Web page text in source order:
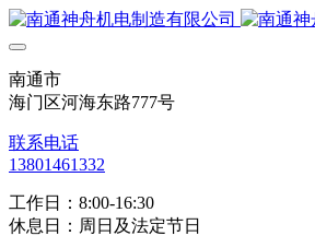
南通市
海门区河海东路777号
联系电话
13801461332
工作日：8:00-16:30
休息日：周日及法定节日